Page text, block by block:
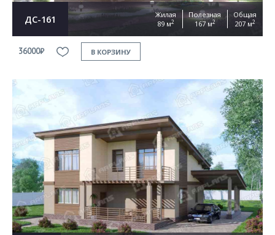
ДС-161
Жилая
89 м2
Полезная
167 м2
Общая
207 м2
36000₽ В КОРЗИНУ